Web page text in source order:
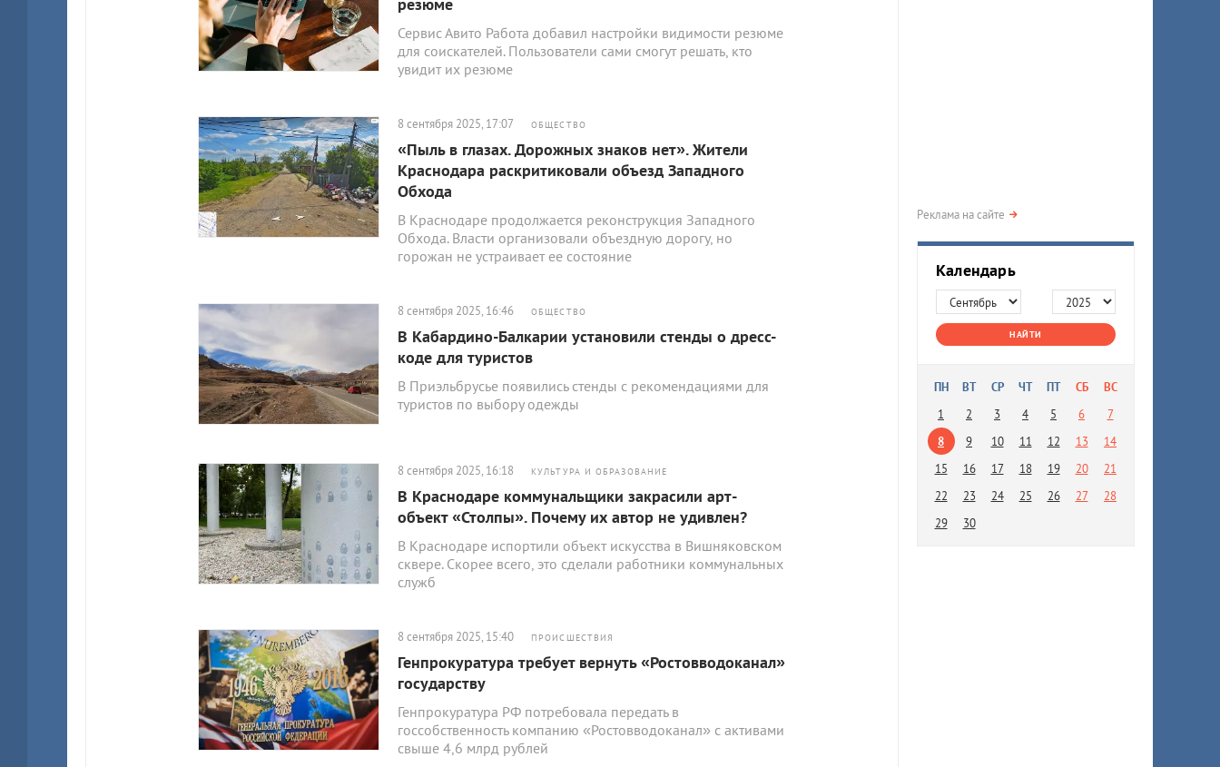
Сервис Авито Работа добавил настройки видимости резюме
для соискателей. Пользователи сами смогут решать, кто
увидит их резюме
8 сентября 2025, 17:07 ОБЩЕСТВО
«Пыль в глазах. Дорожных знаков нет». Жители
Краснодара раскритиковали объезд Западного
Обхода
В Краснодаре продолжается реконструкция Западного
Обхода. Власти организовали объездную дорогу, но
горожан не устраивает ее состояние
8 сентября 2025, 16:46 ОБЩЕСТВО
В Кабардино-Балкарии установили стенды о дресс-
коде для туристов
В Приэльбрусье появились стенды с рекомендациями для
туристов по выбору одежды
8 сентября 2025, 16:18 КУЛЬТУРА И ОБРАЗОВАНИЕ
В Краснодаре коммунальщики закрасили арт-
объект «Столпы». Почему их автор не удивлен?
В Краснодаре испортили объект искусства в Вишняковском
сквере. Скорее всего, это сделали работники коммунальных
служб
8 сентября 2025, 15:40 ПРОИСШЕСТВИЯ
Генпрокуратура требует вернуть «Ростовводоканал»
государству
Генпрокуратура РФ потребовала передать в
госсобственность компанию «Ростовводоканал» с активами
свыше 4,6 млрд рублей
Реклама на сайте
Календарь
НАЙТИ
ПН ВТ СР ЧТ ПТ СБ
ВС
1
2 3 4 5 6
7
8
9 10 11 12 13
14
15
16 17 18 19 20
21
22
23 24 25 26 27
28
29
30